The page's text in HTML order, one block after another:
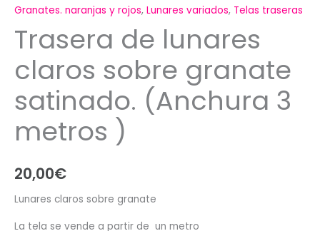
Granates. naranjas y rojos, Lunares variados, Telas traseras
Trasera de lunares
claros sobre granate
satinado. (Anchura 3
metros )
20,00€
Lunares claros sobre granate
La tela se vende a partir de un metro